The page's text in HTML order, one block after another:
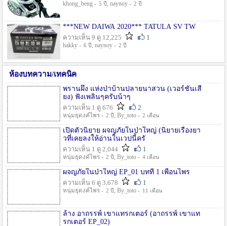
khong_beng - 5 ปี , naynoy - 2 ปี
***NEW DAIWA 2020*** TATULA SV TW
ความเห็น 9 ดู 12,225
1
hakky - 6 ปี , naynoy - 2 ปี
ห้องบทความ/เทคนิค
พรานผึ้ง แห่งป่าบ้านปลายนาสวน (เวอร์ชั่นเสี
ยง) ฟังเพลินๆครับน้าๆ
ความเห็น 1 ดู 676
2
หนุ่มธุดงค์ไพร - 2 ปี , By_toto - 2 เดือน
เปิดตัวนิยาย ผจญภัยในป่าใหญ่ (นิยายเรื่องยา
วที่เคยลงให้อ่านในเวปนี้ครั
ความเห็น 1 ดู 2,044
1
หนุ่มธุดงค์ไพร - 2 ปี , By_toto - 4 เดือน
ผจญภัยในป่าใหญ่ EP_01 บทที่ 1 เพื่อนไพร
ความเห็น 6 ดู 3,678
1
หนุ่มธุดงค์ไพร - 2 ปี , By_toto - 11 เดือน
ล้าง อาถรรพ์ เขาแทรกเตอร์ (อาถรรพ์ เขาแท
รกเตอร์ EP_02)